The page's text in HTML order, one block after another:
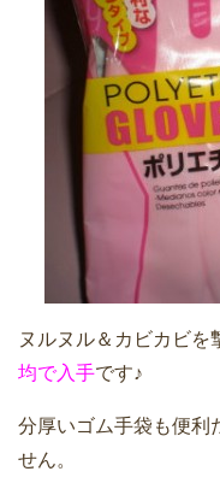
ヌルヌル＆カビカビを
均で入手です♪
分厚いゴム手袋も便利
せん。